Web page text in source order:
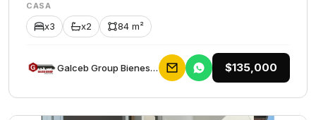
CASA
x3 x2 84 m²
Galceb Group Bienes Raices $135,000